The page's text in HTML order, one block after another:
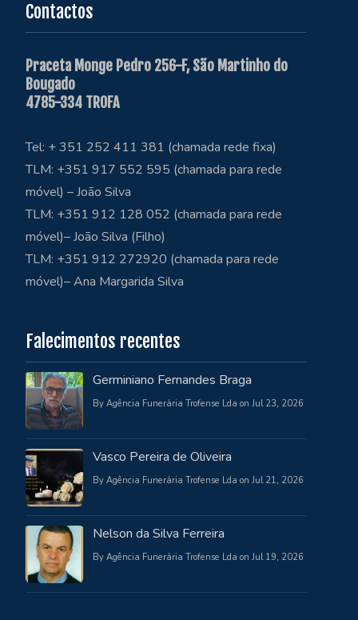
Contactos
Praceta Monge Pedro 256-F, São Martinho do
Bougado
4785-334 TROFA
Tel: + 351 252 411 381 (chamada rede fixa)
TLM: +351 917 552 595 (chamada para rede
móvel) – João Silva
TLM: +351 912 128 052 (chamada para rede
móvel)– João Silva (Filho)
TLM: +351 912 272920 (chamada para rede
móvel)– Ana Margarida Silva
Falecimentos recentes
Germiniano Fernandes Braga
By Agência Funerária Trofense Lda on Jul 23, 2026
Vasco Pereira de Oliveira
By Agência Funerária Trofense Lda on Jul 21, 2026
Nelson da Silva Ferreira
By Agência Funerária Trofense Lda on Jul 19, 2026